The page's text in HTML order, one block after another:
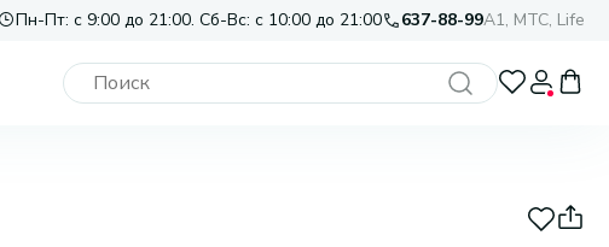
Пн-Пт: с 9:00 до 21:00. Сб-Вс: с 10:00 до 21:00 637-88-99A1, МТС, Life